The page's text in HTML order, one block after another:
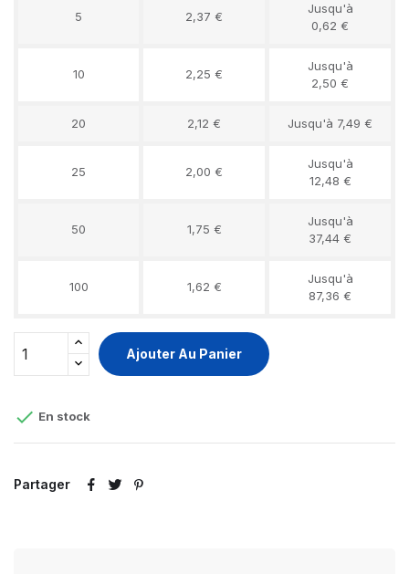
5 2,37 €
Jusqu'à
0,62 €
10 2,25 €
Jusqu'à
2,50 €
20 2,12 € Jusqu'à 7,49 €
25 2,00 €
Jusqu'à
12,48 €
50 1,75 €
Jusqu'à
37,44 €
100 1,62 €
Jusqu'à
87,36 €
Ajouter Au Panier
 En stock
Partager